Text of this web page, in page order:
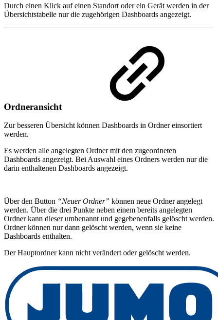
Durch einen Klick auf einen Standort oder ein Gerät werden in der
Übersichtstabelle nur die zugehörigen Dashboards angezeigt.
Ordneransicht
Zur besseren Übersicht können Dashboards in Ordner einsortiert
werden.
Es werden alle angelegten Ordner mit den zugeordneten
Dashboards angezeigt. Bei Auswahl eines Ordners werden nur die
darin enthaltenen Dashboards angezeigt.
Über den Button “Neuer Ordner” können neue Ordner angelegt
werden. Über die drei Punkte neben einem bereits angelegten
Ordner kann dieser umbenannt und gegebenenfalls gelöscht werden.
Ordner können nur dann gelöscht werden, wenn sie keine
Dashboards enthalten.
Der Hauptordner kann nicht verändert oder gelöscht werden.